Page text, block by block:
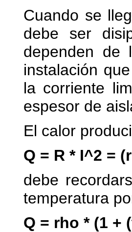
Cuando se
debe ser
dependen de
instalación
la corriente
espesor de
El calor
Q = R * I^2 =
debe
temperatura
Q = rho * (1 +